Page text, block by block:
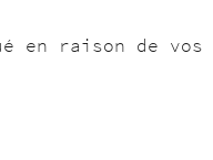
en raison de